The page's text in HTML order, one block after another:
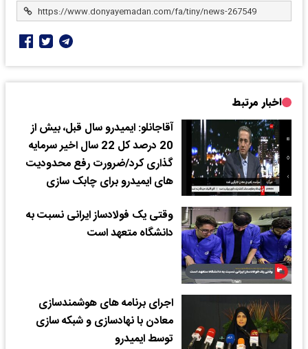
اخبار مرتبط
آقاجانلو: ایمیدرو سال قبل، بیش از
20 درصد کل 22 سال اخیر سرمایه
گذاری کرد/ضرورت رفع محدودیت
های ایمیدرو برای چابک سازی
وقتی یک فولادساز ایرانی نسبت به
دانشگاه متعهد است
اجرای برنامه های هوشمندسازی
معادن با نهادسازی و شبکه سازی
توسط ایمیدرو